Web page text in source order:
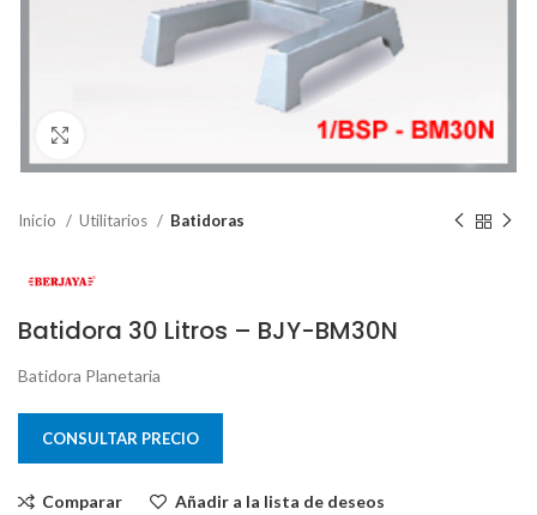
Inicio Utilitarios Batidoras
Batidora 30 Litros – BJY-BM30N
Batidora Planetaria
CONSULTAR PRECIO
Comparar Añadir a la lista de deseos